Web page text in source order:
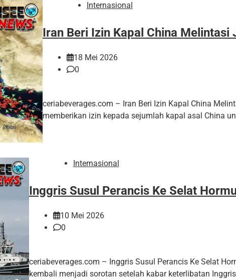
Internasional
Iran Beri Izin Kapal China Melintasi
18 Mei 2026
0
ceriabeverages.com – Iran Beri Izin Kapal China
memberikan izin kepada sejumlah kapal asal China
Internasional
Inggris Susul Perancis Ke Selat
10 Mei 2026
0
ceriabeverages.com – Inggris Susul Perancis Ke Selat
kembali menjadi sorotan setelah kabar keterlibatan